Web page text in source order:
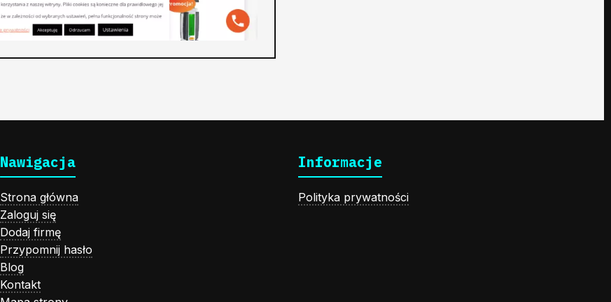
Nawigacja
Strona główna
Zaloguj się
Dodaj firmę
Przypomnij hasło
Blog
Kontakt
Informacje
Polityka prywatności